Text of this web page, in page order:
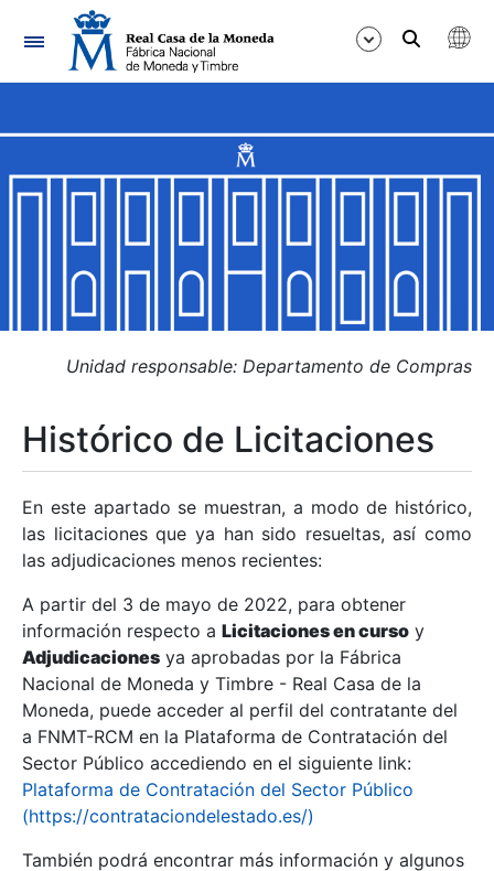
Navegación
Mostrar/Ocultar
Mostrar/Ocultar
Mostrar/Ocultar
Mostrar/Ocultar
Mostrar/Ocultar
Mostrar/Ocultar
Unidad responsable: Departamento de Compras
Histórico de Licitaciones
En este apartado se muestran, a modo de histórico,
las licitaciones que ya han sido resueltas, así como
las adjudicaciones menos recientes:
A partir del 3 de mayo de 2022, para obtener
información respecto a Licitaciones en curso y
Adjudicaciones ya aprobadas por la Fábrica
Nacional de Moneda y Timbre - Real Casa de la
Moneda, puede acceder al perfil del contratante del
a FNMT-RCM en la Plataforma de Contratación del
Sector Público accediendo en el siguiente link:
Plataforma de Contratación del Sector Público
(https://contrataciondelestado.es/)
También podrá encontrar más información y algunos